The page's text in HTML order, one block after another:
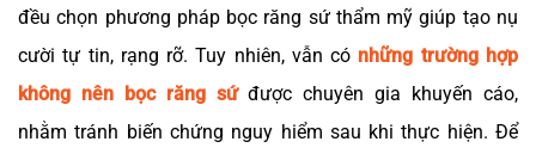
đều chọn phương pháp bọc răng sứ thẩm mỹ giúp tạo nụ
cười tự tin, rạng rỡ. Tuy nhiên, vẫn có những trường hợp
không nên bọc răng sứđược chuyên gia khuyến cáo,
nhằm tránh biến chứng nguy hiểm sau khi thực hiện. Để